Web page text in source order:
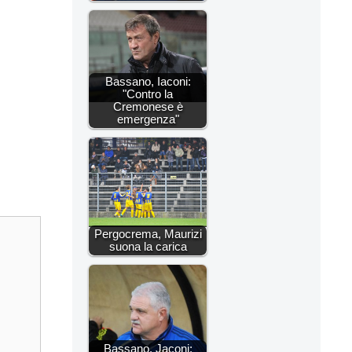
Bassano, Iaconi:
"Contro la
Cremonese è
emergenza"
Pergocrema, Maurizi
suona la carica
Bassano, Jaconi: